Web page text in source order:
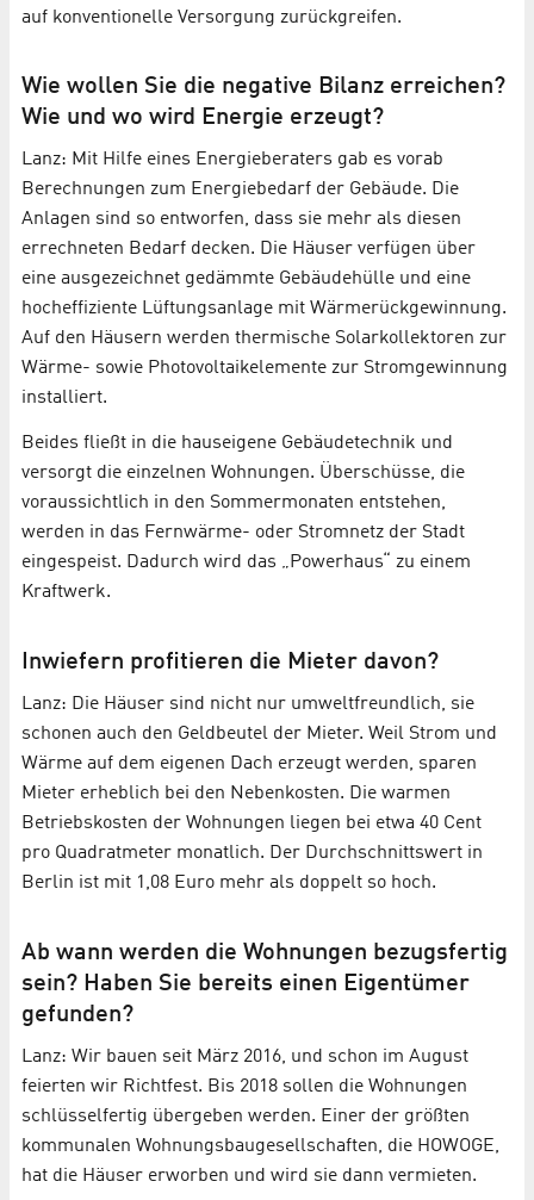
auf konventionelle Versorgung zurückgreifen.
Wie wollen Sie die negative Bilanz erreichen?
Wie und wo wird Energie erzeugt?
Lanz: Mit Hilfe eines Energieberaters gab es vorab
Berechnungen zum Energiebedarf der Gebäude. Die
Anlagen sind so entworfen, dass sie mehr als diesen
errechneten Bedarf decken. Die Häuser verfügen über
eine ausgezeichnet gedämmte Gebäudehülle und eine
hocheffiziente Lüftungsanlage mit Wärmerückgewinnung.
Auf den Häusern werden thermische Solarkollektoren zur
Wärme- sowie Photovoltaikelemente zur Stromgewinnung
installiert.
Beides fließt in die hauseigene Gebäudetechnik und
versorgt die einzelnen Wohnungen. Überschüsse, die
voraussichtlich in den Sommermonaten entstehen,
werden in das Fernwärme- oder Stromnetz der Stadt
eingespeist. Dadurch wird das „Powerhaus“ zu einem
Kraftwerk.
Inwiefern profitieren die Mieter davon?
Lanz: Die Häuser sind nicht nur umweltfreundlich, sie
schonen auch den Geldbeutel der Mieter. Weil Strom und
Wärme auf dem eigenen Dach erzeugt werden, sparen
Mieter erheblich bei den Nebenkosten. Die warmen
Betriebskosten der Wohnungen liegen bei etwa 40 Cent
pro Quadratmeter monatlich. Der Durchschnittswert in
Berlin ist mit 1,08 Euro mehr als doppelt so hoch.
Ab wann werden die Wohnungen bezugsfertig
sein? Haben Sie bereits einen Eigentümer
gefunden?
Lanz: Wir bauen seit März 2016, und schon im August
feierten wir Richtfest. Bis 2018 sollen die Wohnungen
schlüsselfertig übergeben werden. Einer der größten
kommunalen Wohnungsbaugesellschaften, die HOWOGE,
hat die Häuser erworben und wird sie dann vermieten.